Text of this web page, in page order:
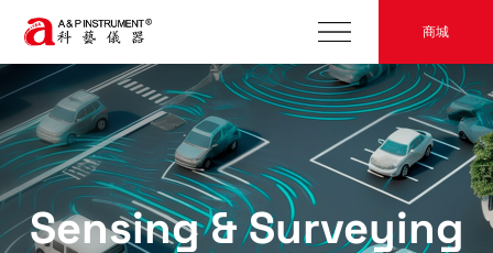
商城
Sensing & Surveying